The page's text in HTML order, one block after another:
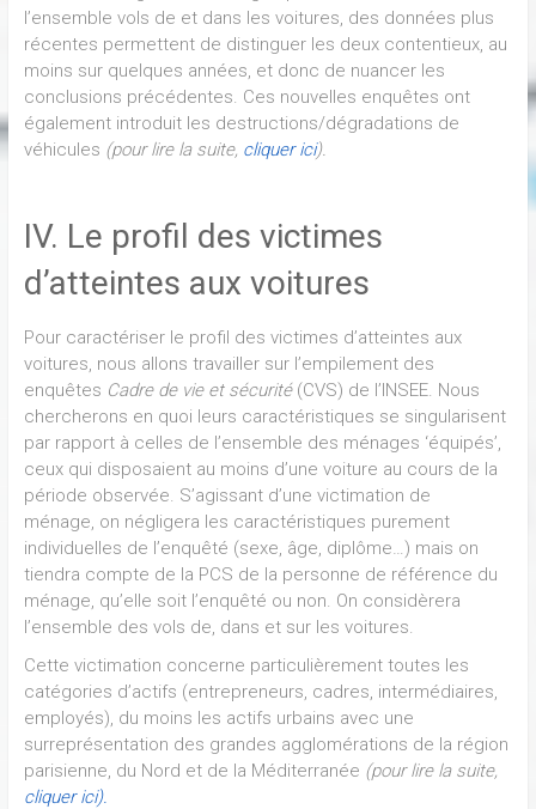
l’ensemble vols de et dans les voitures, des données plus
récentes permettent de distinguer les deux contentieux, au
moins sur quelques années, et donc de nuancer les
conclusions précédentes. Ces nouvelles enquêtes ont
également introduit les destructions/dégradations de
véhicules (pour lire la suite, cliquer ici).
IV. Le profil des victimes
d’atteintes aux voitures
Pour caractériser le profil des victimes d’atteintes aux
voitures, nous allons travailler sur l’empilement des
enquêtes Cadre de vie et sécurité(CVS) de l’INSEE. Nous
chercherons en quoi leurs caractéristiques se singularisent
par rapport à celles de l’ensemble des ménages ‘équipés’,
ceux qui disposaient au moins d’une voiture au cours de la
période observée. S’agissant d’une victimation de
ménage, on négligera les caractéristiques purement
individuelles de l’enquêté (sexe, âge, diplôme…) mais on
tiendra compte de la PCS de la personne de référence du
ménage, qu’elle soit l’enquêté ou non. On considèrera
l’ensemble des vols de, dans et sur les voitures.
Cette victimation concerne particulièrement toutes les
catégories d’actifs (entrepreneurs, cadres, intermédiaires,
employés), du moins les actifs urbains avec une
surreprésentation des grandes agglomérations de la région
parisienne, du Nord et de la Méditerranée (pour lire la suite,
cliquer ici).